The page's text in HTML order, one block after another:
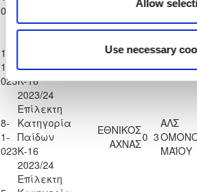
Allow
Use necessary
2023/24
ΑΧΝΑΣ
ASSIAS
Παίδων
Κ-16
2023/24
ΧΛΩΡΑΚΑΣ2 0 ΕΘΝΙΚΟΣ
ΑΧΝΑΣ
Επίλεκτη
Κατηγορία
Παίδων
Κ-16
2023/24
ΕΘΝΙΚΟΣ
ΑΧΝΑΣ0 3
ΑΛΣ
ΜΑΪΟΥ
Επίλεκτη